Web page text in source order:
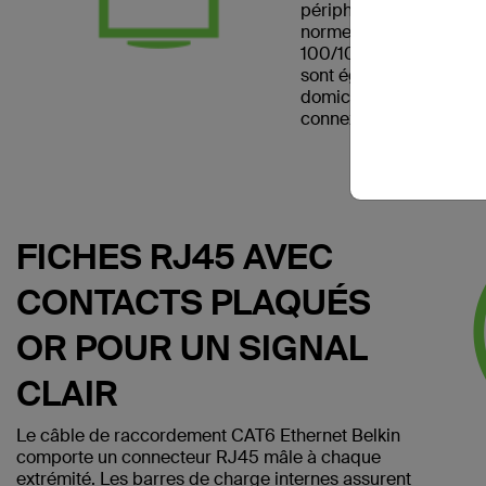
périphérique réseau. Il
norme CAT6 et peut
100/1000BASE-T. Les
sont également
domicile et les
connexion Internet
FICHES RJ45 AVEC
CONTACTS PLAQUÉS
OR POUR UN SIGNAL
CLAIR
Le câble de raccordement CAT6 Ethernet Belkin
comporte un connecteur RJ45 mâle à chaque
extrémité. Les barres de charge internes assurent